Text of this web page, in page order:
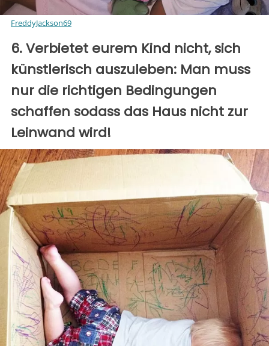
FreddyJackson69
6. Verbietet eurem Kind nicht, sich
künstlerisch auszuleben: Man muss
nur die richtigen Bedingungen
schaffen sodass das Haus nicht zur
Leinwand wird!